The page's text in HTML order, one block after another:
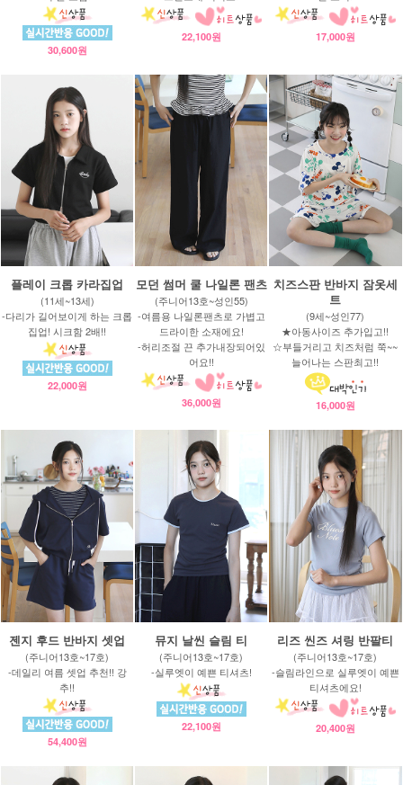
30,600원
22,100원 17,000원
플레이 크롭 카라집업
(11세~13세)
-다리가 길어보이게 하는 크롭
집업! 시크함 2배!!
22,000원
모던 썸머 쿨 나일론 팬츠
(주니어13호~성인55)
-여름용 나일론팬츠로 가볍고
드라이한 소재에요!
-허리조절 끈 추가내장되어있
어요!!
36,000원
치즈스판 반바지 잠옷세
트
(9세~성인77)
★아동사이즈 추가입고!!
☆부들거리고 치즈처럼 쭉~~
늘어나는 스판최고!!
16,000원
젠지 후드 반바지 셋업
(주니어13호~17호)
-데일리 여름 셋업 추천!! 강
추!!
54,400원
뮤지 날씬 슬림 티
(주니어13호~17호)
-실루엣이 예쁜 티셔츠!
22,100원
리즈 씬즈 셔링 반팔티
(주니어13호~17호)
-슬림라인으로 실루엣이 예쁜
티셔츠에요!
20,400원